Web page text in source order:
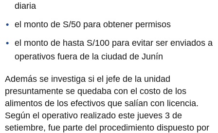
diaria
el monto de S/50 para obtener permisos
el monto de hasta S/100 para evitar ser enviados a
operativos fuera de la ciudad de Junín
Además se investiga si el jefe de la unidad
presuntamente se quedaba con el costo de los
alimentos de los efectivos que salían con licencia.
Según el operativo realizado este jueves 3 de
setiembre, fue parte del procedimiento dispuesto por